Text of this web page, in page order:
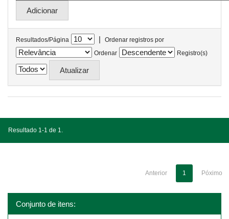
Resultados/Página |
Ordenar registros por
Ordenar
Registro(s)
Resultado 1-1 de 1.
Anterior 1 Póximo
Conjunto de itens: